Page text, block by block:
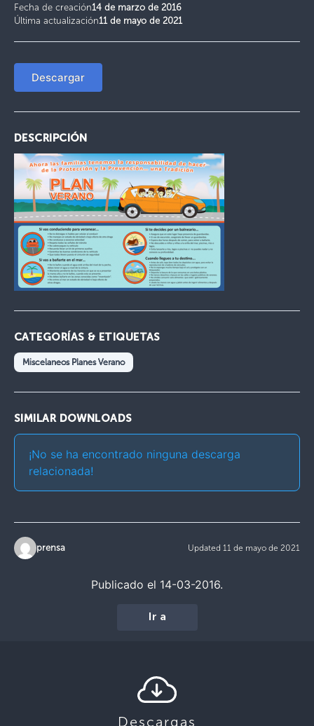
Fecha de creación14 de marzo de 2016
Última actualización11 de mayo de 2021
Descargar
DESCRIPCIÓN
CATEGORÍAS & ETIQUETAS
Miscelaneos Planes Verano
SIMILAR DOWNLOADS
¡No se ha encontrado ninguna descarga
relacionada!
prensa Updated 11 de mayo de 2021
Publicado el 14-03-2016.
Ir a
Descargas